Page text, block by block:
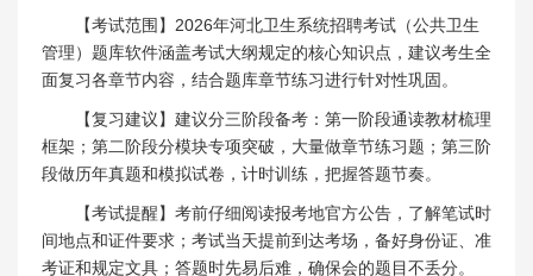
【考试范围】2026年河北卫生系统招聘考试（公共卫生
管理）题库软件涵盖考试大纲规定的核心知识点，建议考生全
面复习各章节内容，结合题库章节练习进行针对性巩固。
【复习建议】建议分三阶段备考：第一阶段通读教材梳理
框架；第二阶段分模块专项突破，大量做章节练习题；第三阶
段做历年真题和模拟试卷，计时训练，把握答题节奏。
【考试提醒】考前仔细阅读报考地官方公告，了解笔试时
间地点和证件要求；考试当天提前到达考场，备好身份证、准
考证和规定文具；答题时先易后难，确保会的题目不丢分。